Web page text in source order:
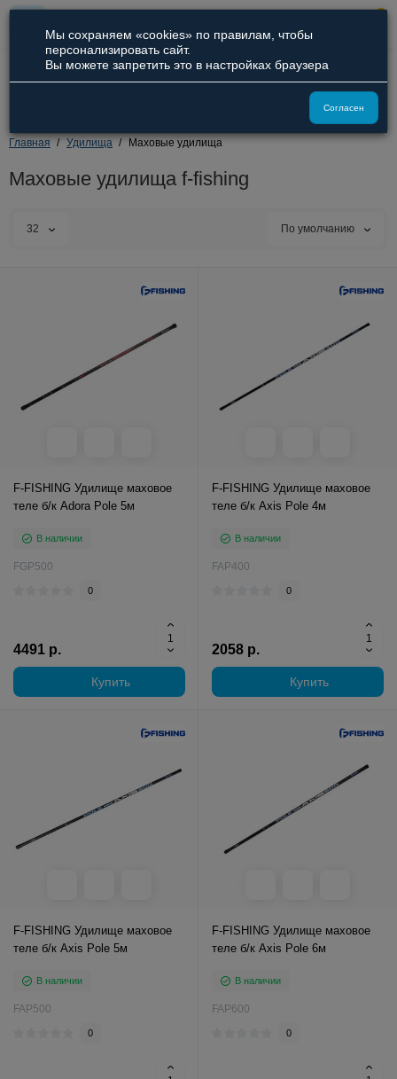
8 (800) 551-09-94
8 (929) 836-66-51
Главная Удилища Маховые удилища
Маховые удилища f-fishing
32 По умолчанию
F-FISHING Удилище маховое
теле б/к Adora Pole 5м
В наличии
FGP500
0
4491 р.
Купить
F-FISHING Удилище маховое
теле б/к Axis Pole 4м
В наличии
FAP400
0
2058 р.
Купить
F-FISHING Удилище маховое
теле б/к Axis Pole 5м
В наличии
FAP500
0
F-FISHING Удилище маховое
теле б/к Axis Pole 6м
В наличии
FAP600
0
Мы сохраняем «cookies» по правилам, чтобы
персонализировать сайт.
Вы можете запретить это в настройках браузера
Согласен